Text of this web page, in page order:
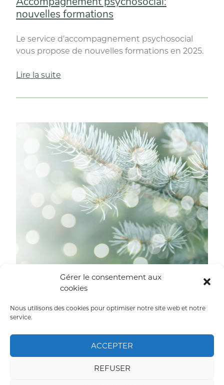
Gérer le consentement aux
cookies
Nous utilisons des cookies pour optimiser notre site web et notre
service.
ACCEPTER
REFUSER
Accompagnement psychosocial:
nouvelles formations
Le service d’accompagnement psychosocial
vous propose de nouvelles formations en 2025.
Lire la suite
nouvelles
Bonne et heureuse année 2025 !
Lire la suite« Bonne
heureuse